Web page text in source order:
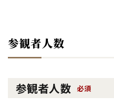
参観者人数
参観者人数 必須